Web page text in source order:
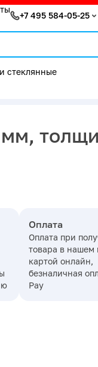
+7 495 584-05-25
стеклянные
мм,
Оплата
Оплата при
товара в нашем
картой онлайн,
безналичная
Pay